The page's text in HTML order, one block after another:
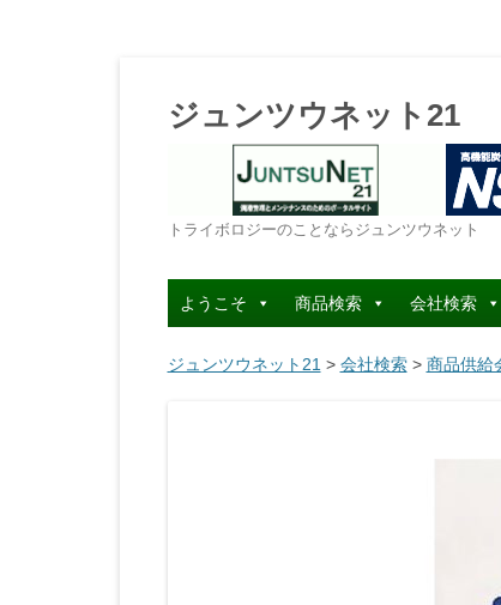
ジュンツウネット21
トライボロジーのことならジュンツウネット
ようこそ 商品検索 会社検索
ジュンツウネット21 > 会社検索> 商品供給